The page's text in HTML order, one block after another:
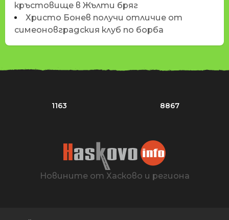
кръстовище в Жълти бряг
Христо Бонев получи отличие от
симеоновградския клуб по борба
1163 8867
Новините от Хасково и региона